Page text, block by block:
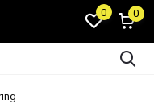
0 0